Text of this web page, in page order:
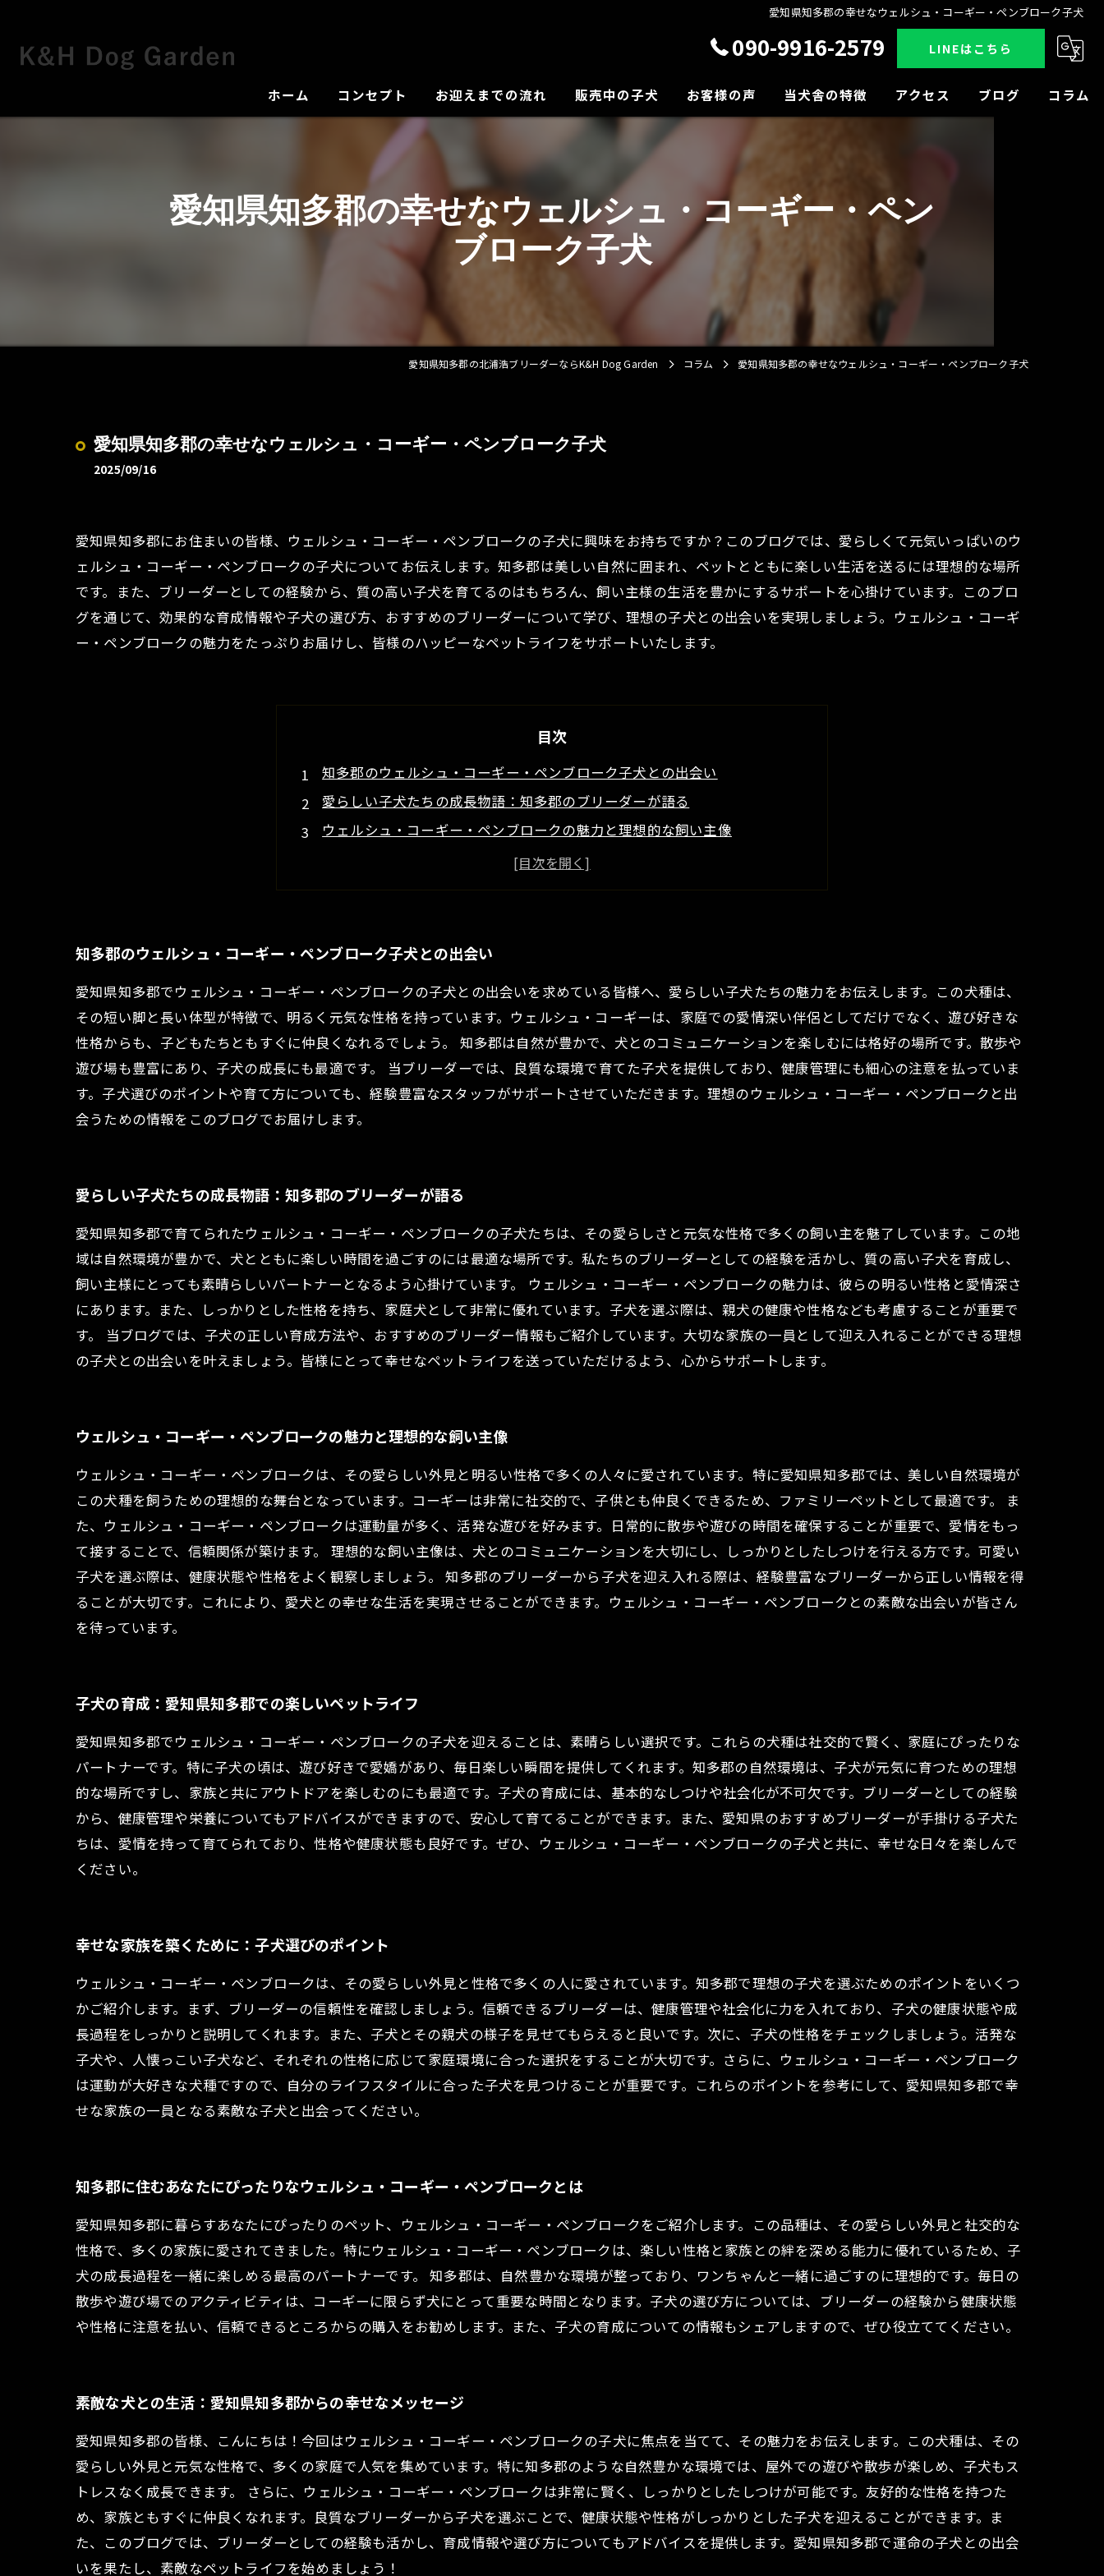
愛知県知多郡の幸せなウェルシュ・コーギー・ペンブローク子犬
090-9916-2579 LINEはこちら
ホーム コンセプト
犬舎の紹介
お迎えまでの流れ 販売中の子犬 お客様の声 当犬舎の特徴
見学
小型犬
中型犬
大型犬
アクセス ブログ コラム
愛知県知多郡の幸せなウェルシュ・コーギー・ペン
ブローク子犬
愛知県知多郡の北浦浩ブリーダーならK&H Dog Garden コラム 愛知県知多郡の幸せなウェルシュ・コーギー・ペンブローク子犬
愛知県知多郡の幸せなウェルシュ・コーギー・ペンブローク子犬
2025/09/16
愛知県知多郡にお住まいの皆様、ウェルシュ・コーギー・ペンブロークの子犬に興味をお持ちですか？このブログでは、愛らしくて元気いっぱいのウ
ェルシュ・コーギー・ペンブロークの子犬についてお伝えします。知多郡は美しい自然に囲まれ、ペットとともに楽しい生活を送るには理想的な場所
です。また、ブリーダーとしての経験から、質の高い子犬を育てるのはもちろん、飼い主様の生活を豊かにするサポートを心掛けています。このブロ
グを通じて、効果的な育成情報や子犬の選び方、おすすめのブリーダーについて学び、理想の子犬との出会いを実現しましょう。ウェルシュ・コーギ
ー・ペンブロークの魅力をたっぷりお届けし、皆様のハッピーなペットライフをサポートいたします。
目次
知多郡のウェルシュ・コーギー・ペンブローク子犬との出会い
愛らしい子犬たちの成長物語：知多郡のブリーダーが語る
ウェルシュ・コーギー・ペンブロークの魅力と理想的な飼い主像
子犬の育成：愛知県知多郡での楽しいペットライフ
素敵な犬との生活：愛知県知多郡からの幸せなメッセージ
知多郡のウェルシュ・コーギー・ペンブローク子犬との出会い
愛知県知多郡でウェルシュ・コーギー・ペンブロークの子犬との出会いを求めている皆様へ、愛らしい子犬たちの魅力をお伝えします。この犬種は、
その短い脚と長い体型が特徴で、明るく元気な性格を持っています。ウェルシュ・コーギーは、家庭での愛情深い伴侶としてだけでなく、遊び好きな
性格からも、子どもたちともすぐに仲良くなれるでしょう。 知多郡は自然が豊かで、犬とのコミュニケーションを楽しむには格好の場所です。散歩や
遊び場も豊富にあり、子犬の成長にも最適です。 当ブリーダーでは、良質な環境で育てた子犬を提供しており、健康管理にも細心の注意を払っていま
す。子犬選びのポイントや育て方についても、経験豊富なスタッフがサポートさせていただきます。理想のウェルシュ・コーギー・ペンブロークと出
会うための情報をこのブログでお届けします。
愛らしい子犬たちの成長物語：知多郡のブリーダーが語る
愛知県知多郡で育てられたウェルシュ・コーギー・ペンブロークの子犬たちは、その愛らしさと元気な性格で多くの飼い主を魅了しています。この地
域は自然環境が豊かで、犬とともに楽しい時間を過ごすのには最適な場所です。私たちのブリーダーとしての経験を活かし、質の高い子犬を育成し、
飼い主様にとっても素晴らしいパートナーとなるよう心掛けています。 ウェルシュ・コーギー・ペンブロークの魅力は、彼らの明るい性格と愛情深さ
にあります。また、しっかりとした性格を持ち、家庭犬として非常に優れています。子犬を選ぶ際は、親犬の健康や性格なども考慮することが重要で
す。 当ブログでは、子犬の正しい育成方法や、おすすめのブリーダー情報もご紹介しています。大切な家族の一員として迎え入れることができる理想
の子犬との出会いを叶えましょう。皆様にとって幸せなペットライフを送っていただけるよう、心からサポートします。
ウェルシュ・コーギー・ペンブロークの魅力と理想的な飼い主像
ウェルシュ・コーギー・ペンブロークは、その愛らしい外見と明るい性格で多くの人々に愛されています。特に愛知県知多郡では、美しい自然環境が
この犬種を飼うための理想的な舞台となっています。コーギーは非常に社交的で、子供とも仲良くできるため、ファミリーペットとして最適です。 ま
た、ウェルシュ・コーギー・ペンブロークは運動量が多く、活発な遊びを好みます。日常的に散歩や遊びの時間を確保することが重要で、愛情をもっ
て接することで、信頼関係が築けます。 理想的な飼い主像は、犬とのコミュニケーションを大切にし、しっかりとしたしつけを行える方です。可愛い
子犬を選ぶ際は、健康状態や性格をよく観察しましょう。 知多郡のブリーダーから子犬を迎え入れる際は、経験豊富なブリーダーから正しい情報を得
ることが大切です。これにより、愛犬との幸せな生活を実現させることができます。ウェルシュ・コーギー・ペンブロークとの素敵な出会いが皆さん
を待っています。
子犬の育成：愛知県知多郡での楽しいペットライフ
愛知県知多郡でウェルシュ・コーギー・ペンブロークの子犬を迎えることは、素晴らしい選択です。これらの犬種は社交的で賢く、家庭にぴったりな
パートナーです。特に子犬の頃は、遊び好きで愛嬌があり、毎日楽しい瞬間を提供してくれます。知多郡の自然環境は、子犬が元気に育つための理想
的な場所ですし、家族と共にアウトドアを楽しむのにも最適です。子犬の育成には、基本的なしつけや社会化が不可欠です。ブリーダーとしての経験
から、健康管理や栄養についてもアドバイスができますので、安心して育てることができます。また、愛知県のおすすめブリーダーが手掛ける子犬た
ちは、愛情を持って育てられており、性格や健康状態も良好です。ぜひ、ウェルシュ・コーギー・ペンブロークの子犬と共に、幸せな日々を楽しんで
ください。
幸せな家族を築くために：子犬選びのポイント
ウェルシュ・コーギー・ペンブロークは、その愛らしい外見と性格で多くの人に愛されています。知多郡で理想の子犬を選ぶためのポイントをいくつ
かご紹介します。まず、ブリーダーの信頼性を確認しましょう。信頼できるブリーダーは、健康管理や社会化に力を入れており、子犬の健康状態や成
長過程をしっかりと説明してくれます。また、子犬とその親犬の様子を見せてもらえると良いです。次に、子犬の性格をチェックしましょう。活発な
子犬や、人懐っこい子犬など、それぞれの性格に応じて家庭環境に合った選択をすることが大切です。さらに、ウェルシュ・コーギー・ペンブローク
は運動が大好きな犬種ですので、自分のライフスタイルに合った子犬を見つけることが重要です。これらのポイントを参考にして、愛知県知多郡で幸
せな家族の一員となる素敵な子犬と出会ってください。
知多郡に住むあなたにぴったりなウェルシュ・コーギー・ペンブロークとは
愛知県知多郡に暮らすあなたにぴったりのペット、ウェルシュ・コーギー・ペンブロークをご紹介します。この品種は、その愛らしい外見と社交的な
性格で、多くの家族に愛されてきました。特にウェルシュ・コーギー・ペンブロークは、楽しい性格と家族との絆を深める能力に優れているため、子
犬の成長過程を一緒に楽しめる最高のパートナーです。 知多郡は、自然豊かな環境が整っており、ワンちゃんと一緒に過ごすのに理想的です。毎日の
散歩や遊び場でのアクティビティは、コーギーに限らず犬にとって重要な時間となります。子犬の選び方については、ブリーダーの経験から健康状態
や性格に注意を払い、信頼できるところからの購入をお勧めします。また、子犬の育成についての情報もシェアしますので、ぜひ役立ててください。
素敵な犬との生活：愛知県知多郡からの幸せなメッセージ
愛知県知多郡の皆様、こんにちは！今回はウェルシュ・コーギー・ペンブロークの子犬に焦点を当てて、その魅力をお伝えします。この犬種は、その
愛らしい外見と元気な性格で、多くの家庭で人気を集めています。特に知多郡のような自然豊かな環境では、屋外での遊びや散歩が楽しめ、子犬もス
トレスなく成長できます。 さらに、ウェルシュ・コーギー・ペンブロークは非常に賢く、しっかりとしたしつけが可能です。友好的な性格を持つた
め、家族ともすぐに仲良くなれます。良質なブリーダーから子犬を選ぶことで、健康状態や性格がしっかりとした子犬を迎えることができます。ま
た、このブログでは、ブリーダーとしての経験も活かし、育成情報や選び方についてもアドバイスを提供します。愛知県知多郡で運命の子犬との出会
いを果たし、素敵なペットライフを始めましょう！